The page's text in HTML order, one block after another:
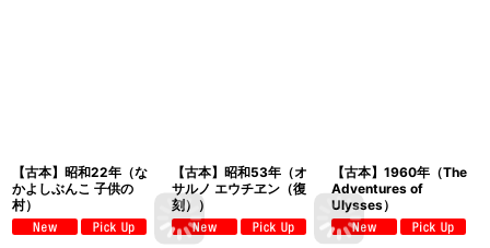
【古本】昭和22年（な
かよしぶんこ 子供の
村）
【古本】昭和53年（オ
サルノ エウチヱン（復
刻））
【古本】1960年（The
Adventures of
Ulysses）